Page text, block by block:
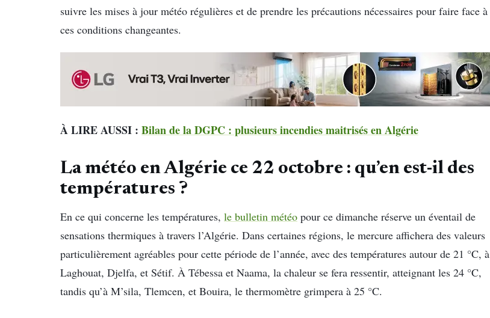
suivre les mises à jour météo régulières et de prendre les précautions nécessaires pour faire face à
ces conditions changeantes.
À LIRE AUSSI : Bilan de la DGPC : plusieurs incendies maitrisés en Algérie
La météo en Algérie ce 22 octobre : qu’en est-il des
températures ?
En ce qui concerne les températures, le bulletin météo pour ce dimanche réserve un éventail de
sensations thermiques à travers l’Algérie. Dans certaines régions, le mercure affichera des valeurs
particulièrement agréables pour cette période de l’année, avec des températures autour de 21 °C, à
Laghouat, Djelfa, et Sétif. À Tébessa et Naama, la chaleur se fera ressentir, atteignant les 24 °C,
tandis qu’à M’sila, Tlemcen, et Bouira, le thermomètre grimpera à 25 °C.